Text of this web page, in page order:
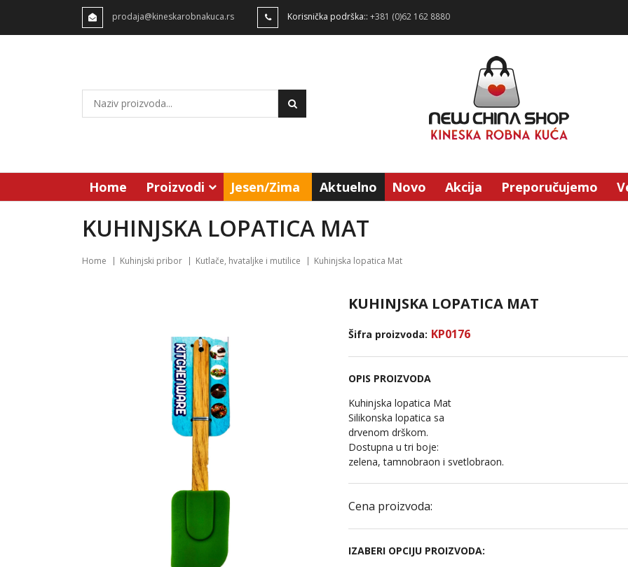
prodaja@kineskarobnakuca.rs Korisnička podrška:: +381 (0)62 162 8880
Home Proizvodi Jesen/Zima Aktuelno Novo Akcija Preporučujemo
KUHINJSKA LOPATICA MAT
Home Kuhinjski pribor Kutlače, hvataljke i mutilice Kuhinjska lopatica Mat
KUHINJSKA LOPATICA MAT
Šifra proizvoda: KP0176
OPIS PROIZVODA
Kuhinjska lopatica Mat
Silikonska lopatica sa
drvenom drškom.
Dostupna u tri boje:
zelena, tamnobraon i svetlobraon.
Cena proizvoda:
IZABERI OPCIJU PROIZVODA: